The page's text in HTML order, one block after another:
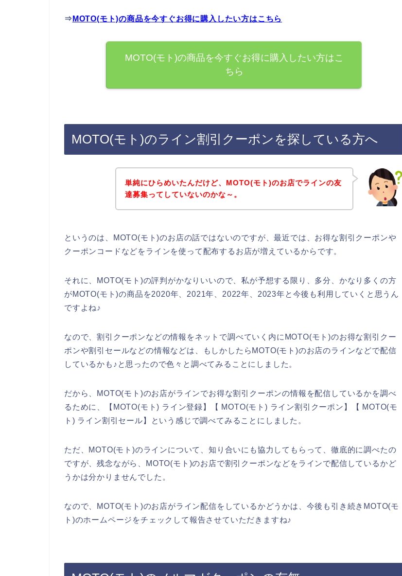
⇒ MOTO(モト)の商品を今すぐお得に購入したい方はこちら
MOTO(モト)の商品を今すぐお得に購入したい方はこ
ちら
MOTO(モト)のライン割引クーポンを探している方へ
単純にひらめいたんだけど、MOTO(モト)のお店でラインの友
達募集ってしていないのかな～。
というのは、MOTO(モト)のお店の話ではないのですが、最近では、お得な割引クーポンや
クーポンコードなどをラインを使って配布するお店が増えているからです。
それに、MOTO(モト)の評判がかなりいいので、私が予想する限り、多分、かなり多くの方
がMOTO(モト)の商品を2020年、2021年、2022年、2023年と今後も利用していくと思うん
ですよね♪
なので、割引クーポンなどの情報をネットで調べていく内にMOTO(モト)のお得な割引クー
ポンや割引セールなどの情報などは、もしかしたらMOTO(モト)のお店のラインなどで配信
しているかも♪と思ったので色々と調べてみることにしました。
だから、MOTO(モト)のお店がラインでお得な割引クーポンの情報を配信しているかを調べ
るために、【MOTO(モト) ライン登録】【 MOTO(モト) ライン割引クーポン】【 MOTO(モ
ト) ライン割引セール】という感じで調べてみることにしました。
ただ、MOTO(モト)のラインについて、知り合いにも協力してもらって、徹底的に調べたの
ですが、残念ながら、MOTO(モト)のお店で割引クーポンなどをラインで配信しているかど
うかは分かりませんでした。
なので、MOTO(モト)のお店がライン配信をしているかどうかは、今後も引き続きMOTO(モ
ト)のホームページをチェックして報告させていただきますね♪